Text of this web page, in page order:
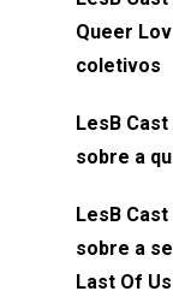
claro, tudo o
sobre amor
comentários,
nos envie
esqueça de
Queer
coletivos
LesB
sobre a
LesB
sobre a
Last Of